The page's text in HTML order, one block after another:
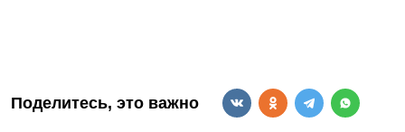
Поделитесь, это важно